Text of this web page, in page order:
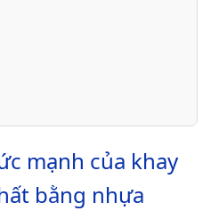
mạnh của khay
bằng nhựa